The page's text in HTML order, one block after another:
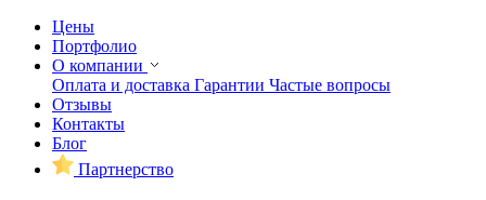
Цены
Портфолио
О компании
Оплата и доставка Гарантии Частые вопросы
Отзывы
Контакты
Блог
Партнерство